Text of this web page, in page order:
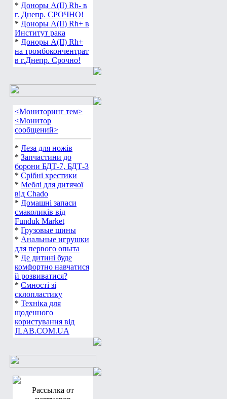
* Доноры А(ІІ) Rh- в
г. Днепр. СРОЧНО!
* Доноры А(ІІ) Rh+ в
Институт рака
* Доноры А(ІІ) Rh+
на тромбокончентрат
в г.Днепр. Срочно!
<Мониторинг тем>
<Монитор
сообщений>
* Леза для ножів
* Запчастини до
борони БДТ-7, БДТ-3
* Срібні хрестики
* Меблі для дитячої
від Chado
* Домашні запаси
смаколиків від
Funduk Market
* Грузовые шины
* Анальные игрушки
для первого опыта
* Де дитині буде
комфортно навчатися
й розвиватися?
* Ємності зі
склопластику
* Техніка для
щоденного
користування від
JLAB.COM.UA
Рассылка от